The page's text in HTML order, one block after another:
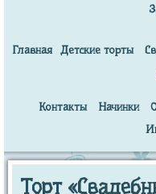
Главная Детские торты
Контакты Начинки
Торт